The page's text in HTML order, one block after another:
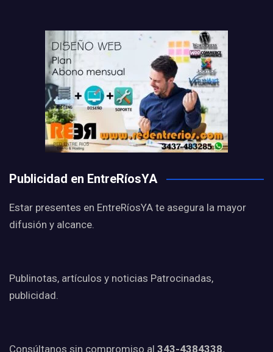
Publicidad en EntreRíosYA
Estar presentes en EntreRíosYA te asegura la mayor
difusión y alcance.
Publinotas, artículos y noticias Patrocinadas,
publicidad.
Consúltanos sin compromiso al 343-4384338.